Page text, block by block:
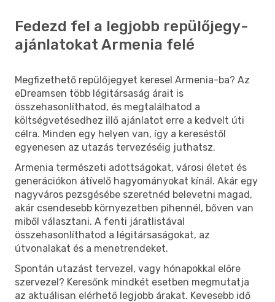
Fedezd fel a legjobb repülőjegy-
ajánlatokat Armenia felé
Megfizethető repülőjegyet keresel Armenia-ba? Az
eDreamsen több légitársaság árait is
összehasonlíthatod, és megtalálhatod a
költségvetésedhez illő ajánlatot erre a kedvelt úti
célra. Minden egy helyen van, így a kereséstől
egyenesen az utazás tervezéséig juthatsz.
Armenia természeti adottságokat, városi életet és
generációkon átívelő hagyományokat kínál. Akár egy
nagyváros pezsgésébe szeretnéd belevetni magad,
akár csendesebb környezetben pihennél, bőven van
miből választani. A fenti járatlistával
összehasonlíthatod a légitársaságokat, az
útvonalakat és a menetrendeket.
Spontán utazást tervezel, vagy hónapokkal előre
szervezel? Keresőnk mindkét esetben megmutatja
az aktuálisan elérhető legjobb árakat. Kevesebb idő